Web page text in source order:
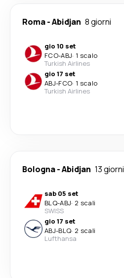
Roma-Abidjan 8 giorni
gio 10 set
FCO-ABJ· 1 scalo
Turkish Airlines
gio 17 set
ABJ-FCO· 1 scalo
Turkish Airlines
Bologna-Abidjan 13 giorni
sab 05 set
BLQ-ABJ· 2 scali
SWISS
gio 17 set
ABJ-BLQ· 2 scali
Lufthansa